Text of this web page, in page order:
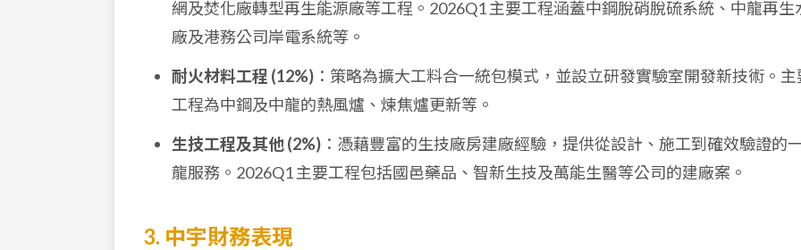
網及焚化廠轉型再生能源廠等工程。2026Q1 主要工程涵蓋中鋼脫硝脫硫系統、中龍再生
廠及港務公司岸電系統等。
耐火材料工程 (12%) ：策略為擴大工料合一統包模式，並設立研發實驗室開發新技術。主
工程為中鋼及中龍的熱風爐、煉焦爐更新等。
生技工程及其他 (2%) ：憑藉豐富的生技廠房建廠經驗，提供從設計、施工到確效驗證的
龍服務。2026Q1 主要工程包括國邑藥品、智新生技及萬能生醫等公司的建廠案。
3. 中宇財務表現